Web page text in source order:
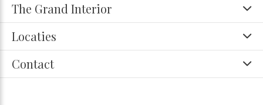
The Grand Interior
Locaties
Contact